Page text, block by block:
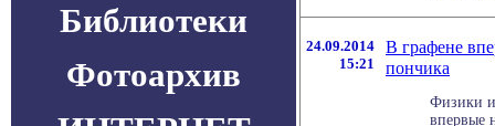
Библиотеки
Фотоархив
24.09.2014
15:21
В графене
пончика
Физики
впервые